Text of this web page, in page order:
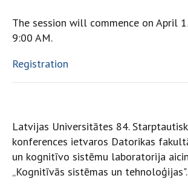
The session will commence on April
9:00 AM.
Registration
Latvijas Universitātes 84.
konferences ietvaros Datorikas
un kognitīvo sistēmu laboratorija
„Kognitīvās sistēmas un tehnoloģijas".